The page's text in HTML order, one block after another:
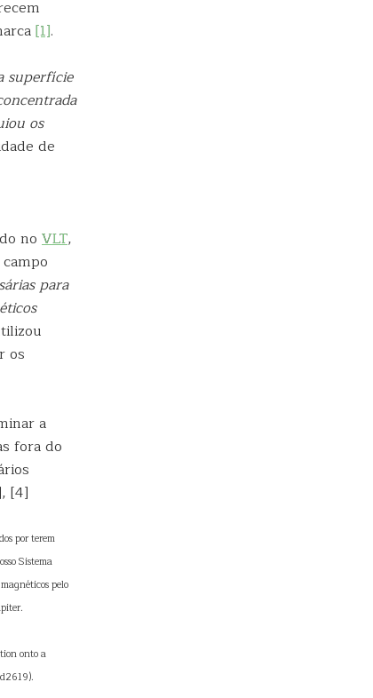
[1].
superfície
os
de
no VLT,
para
os
a
fora do
[4]
por terem
Sistema
pelo
onto a